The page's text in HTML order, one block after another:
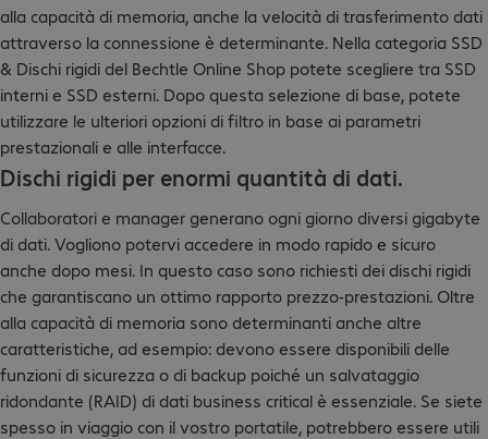
alla capacità di memoria, anche la velocità di trasferimento dati
attraverso la connessione è determinante. Nella categoria SSD
& Dischi rigidi del Bechtle Online Shop potete scegliere tra SSD
interni e SSD esterni. Dopo questa selezione di base, potete
utilizzare le ulteriori opzioni di filtro in base ai parametri
prestazionali e alle interfacce.
Dischi rigidi per enormi quantità di dati.
Collaboratori e manager generano ogni giorno diversi gigabyte
di dati. Vogliono potervi accedere in modo rapido e sicuro
anche dopo mesi. In questo caso sono richiesti dei dischi rigidi
che garantiscano un ottimo rapporto prezzo-prestazioni. Oltre
alla capacità di memoria sono determinanti anche altre
caratteristiche, ad esempio: devono essere disponibili delle
funzioni di sicurezza o di backup poiché un salvataggio
ridondante (RAID) di dati business critical è essenziale. Se siete
spesso in viaggio con il vostro portatile, potrebbero essere utili